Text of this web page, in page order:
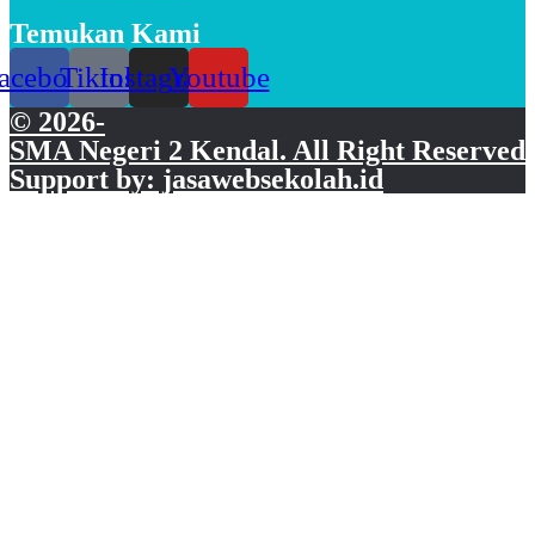
Temukan Kami
TiktokInstagramYoutube
© 2026-
SMA Negeri 2 Kendal. All Right Reserved
Support by: jasawebsekolah.id